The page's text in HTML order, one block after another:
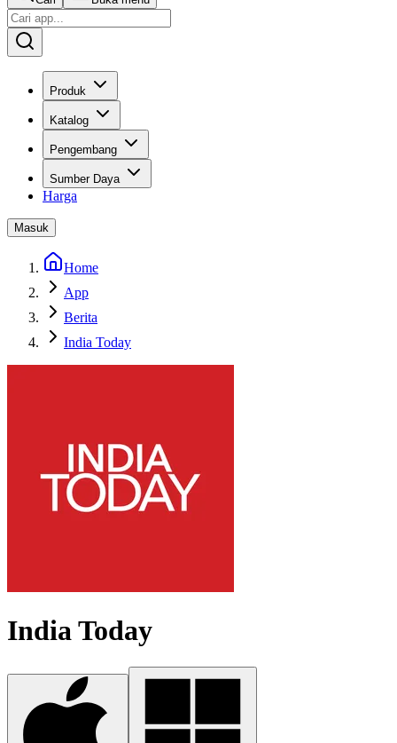
Produk
Katalog
Pengembang
Sumber Daya
Harga
Masuk
Home
App
Berita
India Today
India Today